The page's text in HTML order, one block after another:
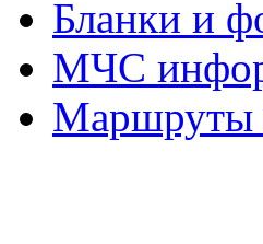
Бланки и
МЧС
Маршруты